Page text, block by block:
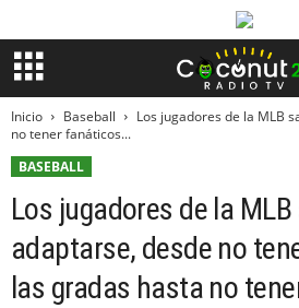
Inicio Baseball
Los jugadores de la MLB
no tener fanáticos...
BASEBALL
Los jugadores de la
adaptarse, desde no
las gradas hasta no